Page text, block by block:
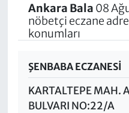
Ankara Bala 08
nöbetçi eczane
konumları
ŞENBABA ECZANESİ
KARTALTEPE MAH.
BULVARI NO:22/A